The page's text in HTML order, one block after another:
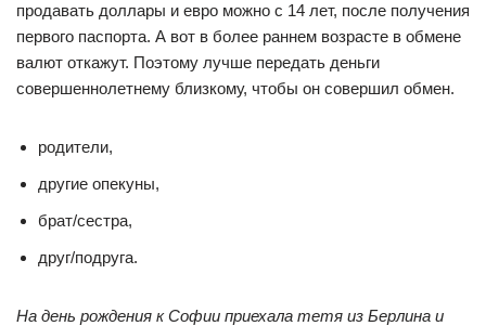
продавать доллары и евро можно с 14 лет, после получения
первого паспорта. А вот в более раннем возрасте в обмене
валют откажут. Поэтому лучше передать деньги
совершеннолетнему близкому, чтобы он совершил обмен.
родители,
другие опекуны,
брат/сестра,
друг/подруга.
На день рождения к Софии приехала тетя из Берлина и